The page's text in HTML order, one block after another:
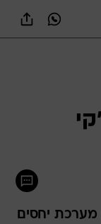
מערכת יחסים